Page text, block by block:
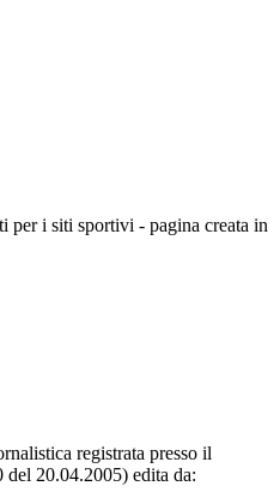
per i siti sportivi - pagina creata in
registrata presso il
20.04.2005) edita da: